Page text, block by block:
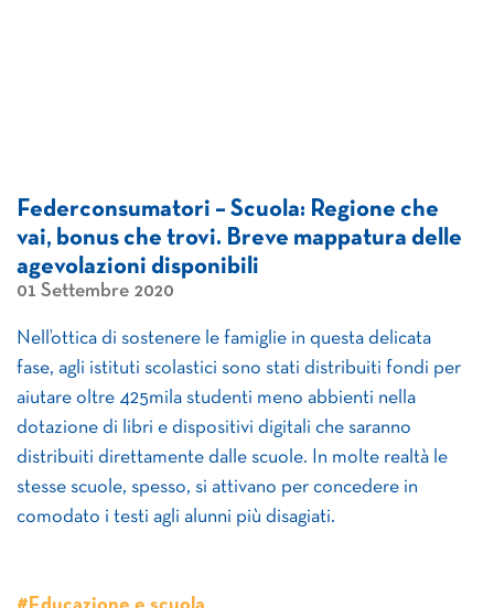
Federconsumatori – Scuola: Regione che
vai, bonus che trovi. Breve mappatura delle
agevolazioni disponibili
01 Settembre 2020
Nell’ottica di sostenere le famiglie in questa delicata
fase, agli istituti scolastici sono stati distribuiti fondi per
aiutare oltre 425mila studenti meno abbienti nella
dotazione di libri e dispositivi digitali che saranno
distribuiti direttamente dalle scuole. In molte realtà le
stesse scuole, spesso, si attivano per concedere in
comodato i testi agli alunni più disagiati.